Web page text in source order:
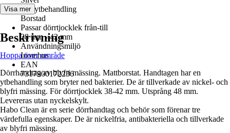
Yta/ytbehandling
Borstad
Passar dörrtjocklek från-till
38 mm - 42 mm
Användningsmiljö
Inomhus
EAN
7317900172236
Visa mer
Beskrivning
Hoppa över område
Dörrhandtag av blyfri mässing. Mattborstat. Handtagen har en
ytbehandling som bryter ned bakterier. De är tillverkade av nickel- och
blyfri mässing. För dörrtjocklek 38-42 mm. Utsprång 48 mm.
Levereras utan nyckelskylt.
Habo Clean är en serie dörrhandtag och behör som förenar tre
värdefulla egenskaper. De är nickelfria, antibakteriella och tillverkade
av blyfri mässing.